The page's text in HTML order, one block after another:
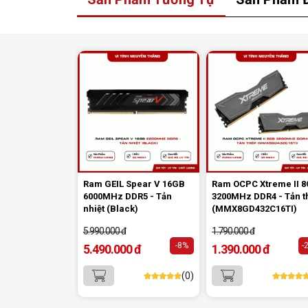
Ram GEIL Spear V 16GB
6000MHz DDR5 - Tản
nhiệt (Black)
5.990.000 đ
5.490.000 đ -8%
(0)
Ram OCPC Xtreme II
3200MHz DDR4 - Tản
(MMX8GD432C16TI)
1.790.000 đ
1.390.000 đ -